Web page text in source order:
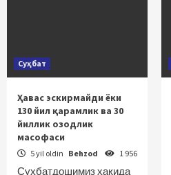
Суҳбат
Ҳавас эскирмайди ёки
130 йил қарамлик ва 30
йиллик озодлик
масофаси
5 yil oldin Behzod 1 956
Суҳбатдошимиз ҳақида